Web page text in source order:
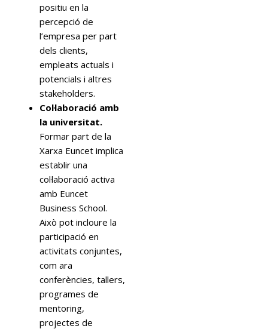
positiu en la
percepció de
l’empresa per part
dels clients,
empleats actuals i
potencials i altres
stakeholders.
Col·laboració amb
la universitat.
Formar part de la
Xarxa Euncet implica
establir una
col·laboració activa
amb Euncet
Business School.
Això pot incloure la
participació en
activitats conjuntes,
com ara
conferències, tallers,
programes de
mentoring,
projectes de